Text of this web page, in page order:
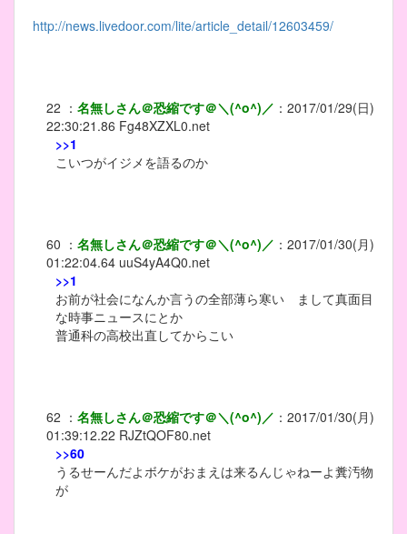
http://news.livedoor.com/lite/article_detail/12603459/
22 ： 名無しさん＠恐縮です＠＼(^o^)／ ： 2017/01/29(日)
22:30:21.86 Fg48XZXL0.net
>>1
こいつがイジメを語るのか
60 ： 名無しさん＠恐縮です＠＼(^o^)／ ： 2017/01/30(月)
01:22:04.64 uuS4yA4Q0.net
>>1
お前が社会になんか言うの全部薄ら寒い まして真面目
な時事ニュースにとか
普通科の高校出直してからこい
62 ： 名無しさん＠恐縮です＠＼(^o^)／ ： 2017/01/30(月)
01:39:12.22 RJZtQOF80.net
>>60
うるせーんだよボケがおまえは来るんじゃねーよ糞汚物
が